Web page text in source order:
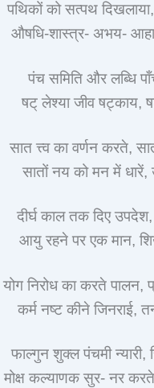
पथिकों को सत्पथ दिखलाया,
औषधि-शास्त्र- अभय-
पंच समिति और लब्धि
षट् लेश्या जीव षट्काय,
सात त्त्व का वर्णन करते,
सातों नय को मन में धारें,
दीर्घ काल तक दिए
आयु रहने पर एक मान,
योग निरोध का करते पालन,
कर्म नष्ट कीने जिनराई,
फाल्गुन शुक्ल पंचमी न्यारी,
मोक्ष कल्याणक सुर- नर